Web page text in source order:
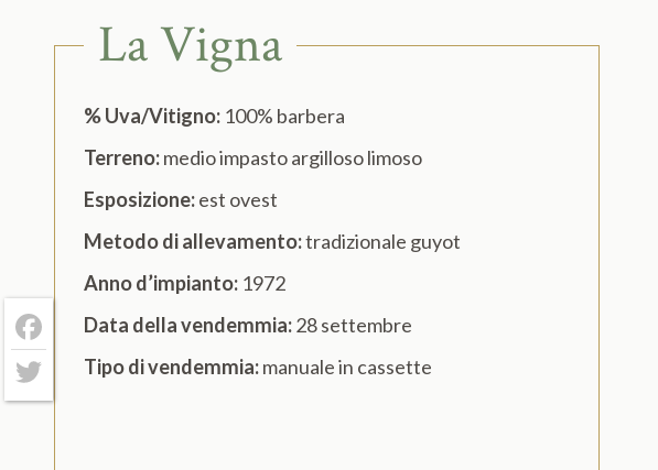
La Vigna
% Uva/Vitigno: 100% barbera
Terreno:medio impasto argilloso limoso
Esposizione:est ovest
Metodo di allevamento:tradizionale guyot
Anno d’impianto: 1972
Data della vendemmia:28 settembre
Tipo di vendemmia:manuale in cassette
Facebook
Twitter